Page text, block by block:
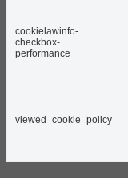
cookielawinfo-
checkbox-
performance
viewed_cookie_policy